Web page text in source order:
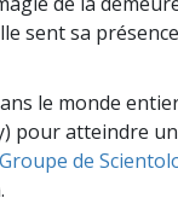
sent sa
le monde
pour atteindre
de